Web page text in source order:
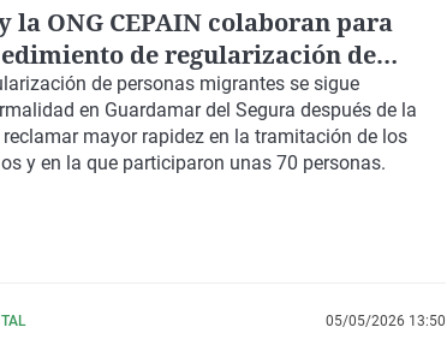
la ONG CEPAIN colaboran para
de regularización de
protestas
de personas migrantes se sigue
en Guardamar del Segura después de la
reclamar mayor rapidez en la tramitación de los
y en la que participaron unas 70 personas.
05/05/2026 13:50